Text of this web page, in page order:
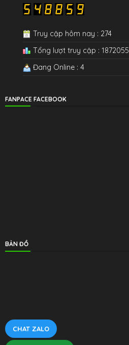
CHAT ZALO
Truy cập hôm nay : 274
Tổng lượt truy cập : 1872055
Đang Online : 4
FANPACE FACEBOOK
BẢN ĐỒ